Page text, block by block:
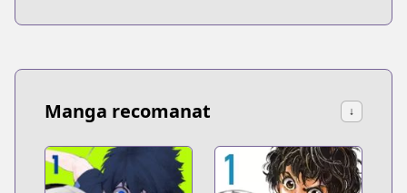
Manga recomanat ↓